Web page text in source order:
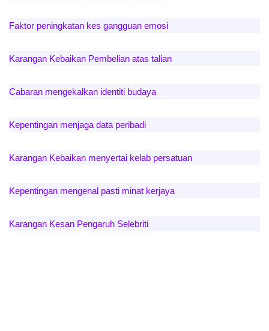
Faktor peningkatan kes gangguan emosi
Karangan Kebaikan Pembelian atas talian
Cabaran mengekalkan identiti budaya
Kepentingan menjaga data peribadi
Karangan Kebaikan menyertai kelab persatuan
Kepentingan mengenal pasti minat kerjaya
Karangan Kesan Pengaruh Selebriti